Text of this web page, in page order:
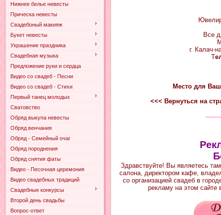
Нижнее белье невесты
Прическа невесты
Свадебоный макияж
Букет невесты
Украшение праздника
Свадебная музыка
Предложение руки и сердца
Видео со свадеб - Песни
Видео со свадеб - Стихи
Первый танец молодых
Сватовство
Обряд выкупа невесты
Обряд венчания
Обряд - Семейный очаг
Обряд породнения
Обряд снятия фаты
Видео - Песочная церемония
Видео свадебных традиций
Свадебные конкурсы
Второй день свадьбы
Вопрос-ответ
Все
г. Калач-
Т
Место для
<<< Вернуться на
Здравствуйте! Вы являетесь
салона, директором кафе,
со организацией свадеб в
рекламу на этом сайте